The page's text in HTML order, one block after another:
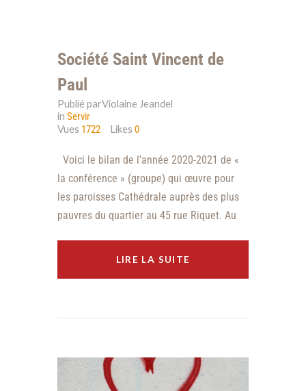
Société Saint Vincent de
Paul
Publié parViolaine Jeandel
in Servir
Vues 1722 Likes0
Voici le bilan de l’année 2020-2021 de «
la conférence » (groupe) qui œuvre pour
les paroisses Cathédrale auprès des plus
pauvres du quartier au 45 rue Riquet. Au
LIRE LA SUITE